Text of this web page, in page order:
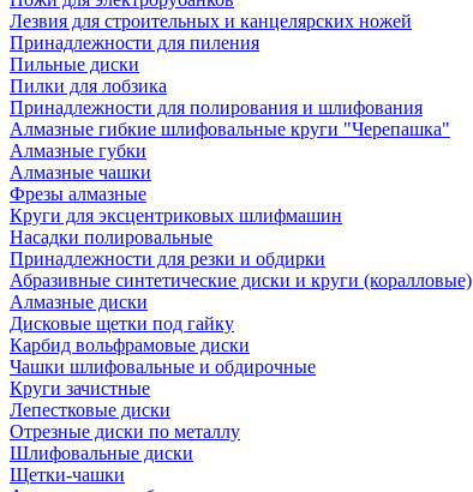
Лезвия для строительных и канцелярских ножей
Принадлежности для пиления
Пильные диски
Пилки для лобзика
Принадлежности для полирования и шлифования
Алмазные гибкие шлифовальные круги "Черепашка"
Алмазные губки
Алмазные чашки
Фрезы алмазные
Круги для эксцентриковых шлифмашин
Насадки полировальные
Принадлежности для резки и обдирки
Абразивные синтетические диски и круги (коралловые)
Алмазные диски
Дисковые щетки под гайку
Карбид вольфрамовые диски
Чашки шлифовальные и обдирочные
Круги зачистные
Лепестковые диски
Отрезные диски по металлу
Шлифовальные диски
Щетки-чашки